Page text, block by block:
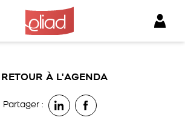
RETOUR À L'AGENDA
Partager :